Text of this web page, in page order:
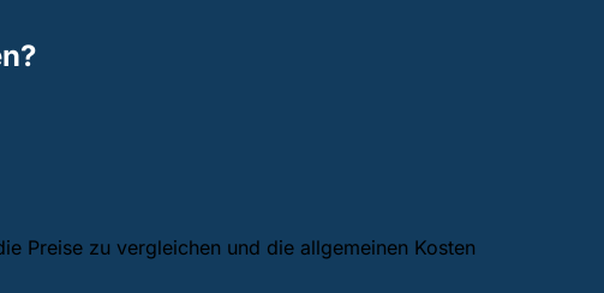
Preise zu vergleichen und die allgemeinen Kosten